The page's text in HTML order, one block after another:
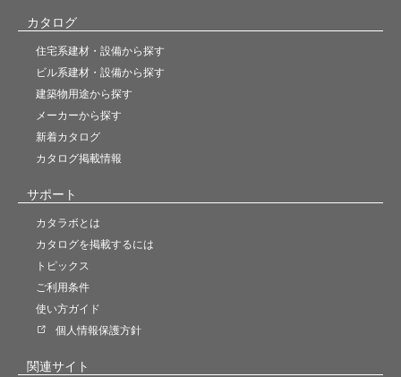
カタログ
住宅系建材・設備から探す
ビル系建材・設備から探す
建築物用途から探す
メーカーから探す
新着カタログ
カタログ掲載情報
サポート
カタラボとは
カタログを掲載するには
トピックス
ご利用条件
使い方ガイド
個人情報保護方針
関連サイト